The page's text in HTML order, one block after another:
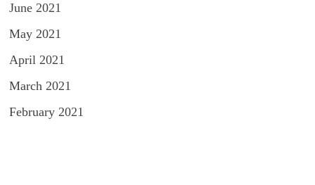
June 2021
May 2021
April 2021
March 2021
February 2021